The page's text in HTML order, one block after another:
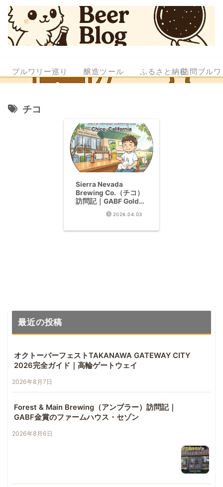
ブルワリー巡り 醸造ツール ふるさと納税訪問ブル
チコ
Sierra Nevada
Brewing Co.（チコ）
訪問記｜GABF Gold17
回の殿堂入り伝説
2026.04.03
最近の投稿
オクトーバーフェストTAKANAWA GATEWAY CITY
2026完全ガイド｜高輪ゲートウェイ
2026年8月7日
Forest & Main Brewing（アンブラー）訪問記｜
GABF金賞のファームハウス・セゾン
2026年8月6日